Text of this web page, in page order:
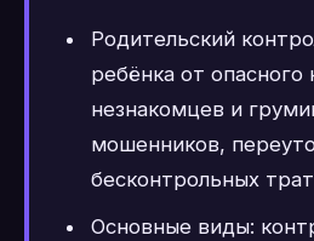
Родительский
ребёнка от опасного
незнакомцев и
мошенников,
бесконтрольных
Основные виды: